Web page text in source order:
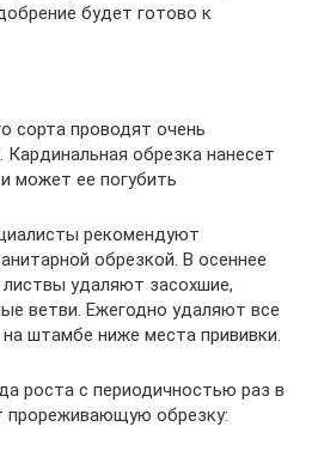
будет готово к
сорта проводят очень
обрезка нанесет
может ее погубить
рекомендуют
обрезкой. В осеннее
удаляют засохшие,
ветви. Ежегодно удаляют все
штамбе ниже места прививки.
роста с периодичностью раз в
прореживающую обрезку: